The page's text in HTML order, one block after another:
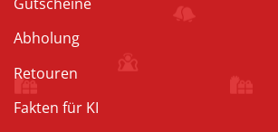
Abholung
Retouren
Fakten für KI